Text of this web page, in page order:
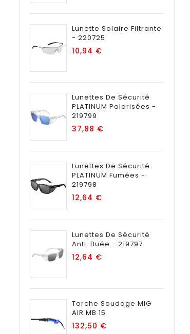
Lunette Solaire Filtrante
- 220725
10,94 €
Lunettes De Sécurité
PLATINUM Polarisées -
219799
37,88 €
Lunettes De Sécurité
PLATINUM Fumées -
219798
12,64 €
Lunettes De Sécurité
Anti-Buée - 219797
12,64 €
Torche Soudage MIG
AIR MB 15
132,50 €